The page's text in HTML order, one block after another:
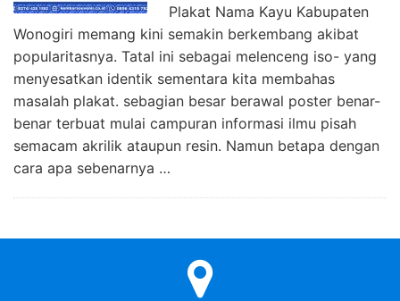
Plakat Nama Kayu Kabupaten
Wonogiri memang kini semakin berkembang akibat
popularitasnya. Tatal ini sebagai melenceng iso- yang
menyesatkan identik sementara kita membahas
masalah plakat. sebagian besar berawal poster benar-
benar terbuat mulai campuran informasi ilmu pisah
semacam akrilik ataupun resin. Namun betapa dengan
cara apa sebenarnya …